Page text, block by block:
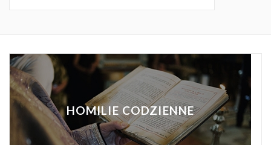
HOMILIE CODZIENNE